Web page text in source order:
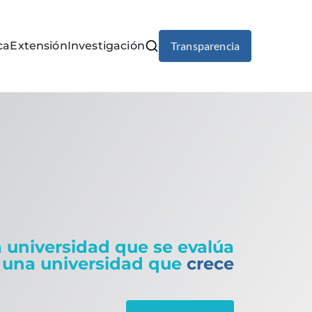
ExtensiónInvestigación Transparencia
universidad que se evalúa
una universidad que crece